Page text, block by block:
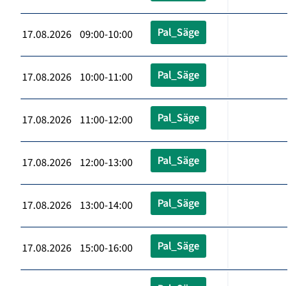
17.08.2026 09:00-10:00 Pal_Säge
17.08.2026 10:00-11:00 Pal_Säge
17.08.2026 11:00-12:00 Pal_Säge
17.08.2026 12:00-13:00 Pal_Säge
17.08.2026 13:00-14:00 Pal_Säge
17.08.2026 15:00-16:00 Pal_Säge